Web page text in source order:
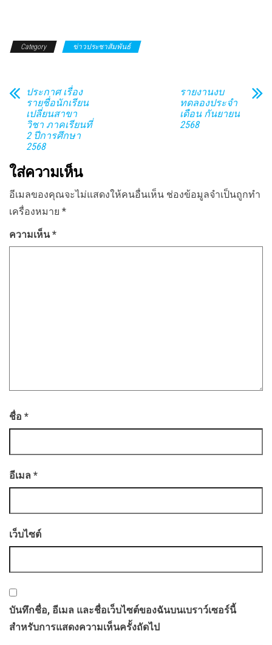
Category ข่าวประชาสัมพันธ์
ประกาศ เรื่อง
รายชื่อนักเรียน
เปลี่ยนสาขา
วิชา ภาคเรียนที่
2 ปีการศึกษา
2568
รายงานงบ
ทดลองประจำ
เดือน กันยายน
2568
ใส่ความเห็น
อีเมลของคุณจะไม่แสดงให้คนอื่นเห็น ช่องข้อมูลจำเป็นถูกทำ
เครื่องหมาย *
ความเห็น*
ชื่อ *
อีเมล *
เว็บไซต์
บันทึกชื่อ, อีเมล และชื่อเว็บไซต์ของฉันบนเบราว์เซอร์นี้
สำหรับการแสดงความเห็นครั้งถัดไป